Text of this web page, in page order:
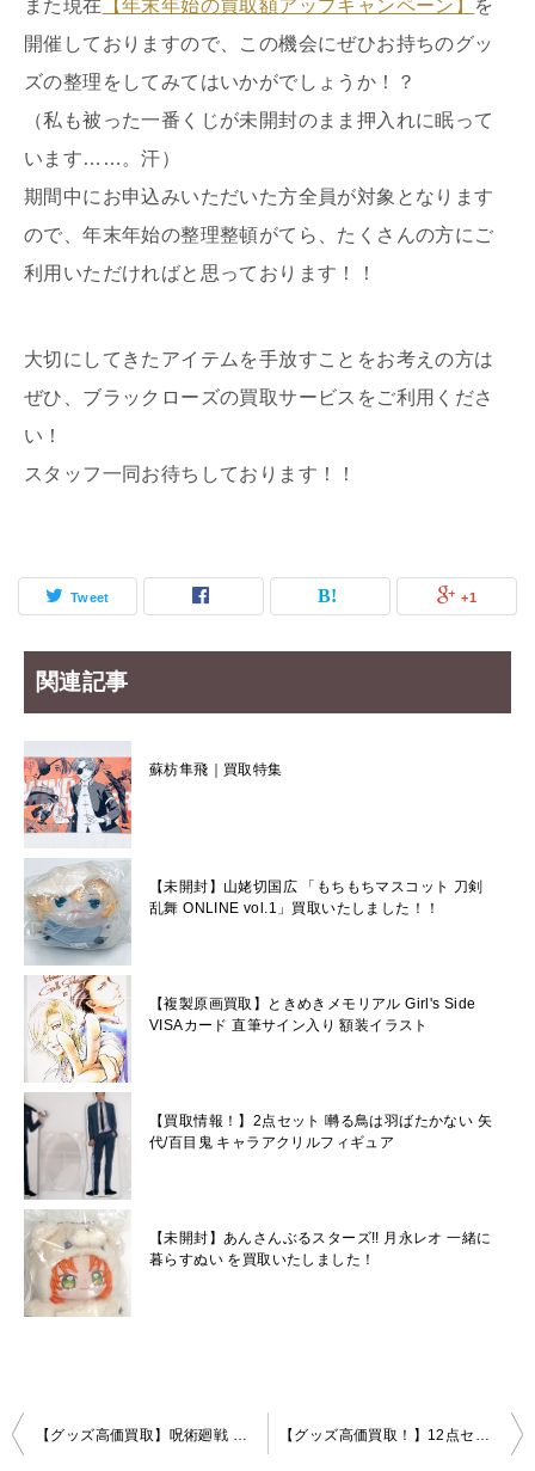
また現在 【年末年始の買取額アップキャンペーン】
を
開催しておりますので、この機会にぜひお持ちのグッ
ズの整理をしてみてはいかがでしょうか！？
（私も被った一番くじが未開封のまま押入れに眠って
います……。汗）
期間中にお申込みいただいた方全員が対象となります
ので、年末年始の整理整頓がてら、たくさんの方にご
利用いただければと思っております！！
大切にしてきたアイテムを手放すことをお考えの方は
ぜひ、ブラックローズの買取サービスをご利用くださ
い！
スタッフ一同お待ちしております！！
Tweet +1
関連記事
蘇枋隼飛｜買取特集
【未開封】山姥切国広 「もちもちマスコット 刀剣
乱舞 ONLINE vol.1」買取いたしました！！
【複製原画買取】ときめきメモリアル Girl's Side
VISAカード 直筆サイン入り 額装イラスト
【買取情報！】2点セット 囀る鳥は羽ばたかない 矢
代/百目鬼 キャラアクリルフィギュア
【未開封】あんさんぶるスターズ!! 月永レオ 一緒に
暮らすぬい を買取いたしました！
投
【グッズ高価買取】呪術廻戦 五条悟が封じられた獄門彊 ネックレス 【グッズ高価買取！】12点セット WIND BREAKER 蘇枋隼飛 タイトー 描き下ろし缶バッジ 2種